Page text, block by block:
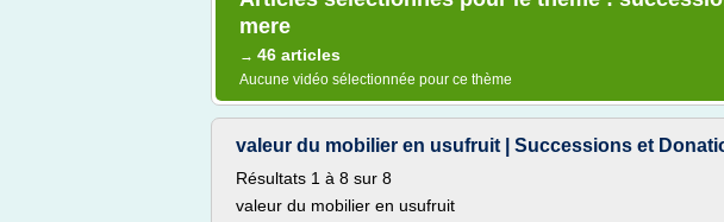
mere
→ 46 articles
Aucune vidéo sélectionnée pour ce thème
valeur du mobilier en usufruit | Successions et
Résultats 1 à 8 sur 8
valeur du mobilier en usufruit